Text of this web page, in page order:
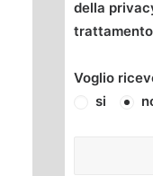
della
Voglio
si